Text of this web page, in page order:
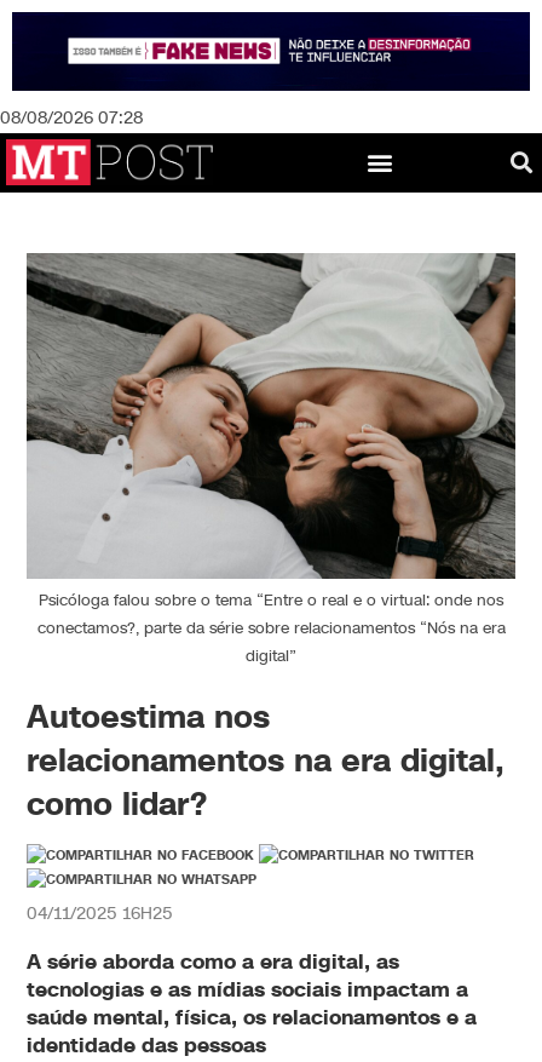
08/08/2026 07:28
Psicóloga falou sobre o tema “Entre o real e o virtual: onde nos
conectamos?, parte da série sobre relacionamentos “Nós na era
digital”
Autoestima nos
relacionamentos na era digital,
como lidar?
04/11/2025 16H25
A série aborda como a era digital, as
tecnologias e as mídias sociais impactam a
saúde mental, física, os relacionamentos e a
identidade das pessoas